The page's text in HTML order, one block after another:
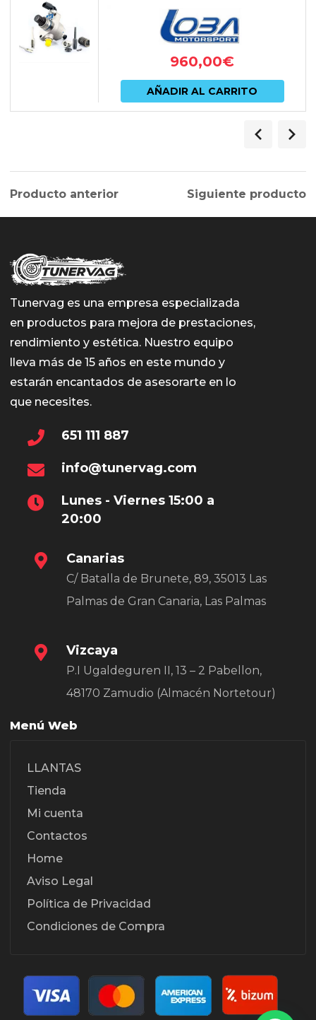
960,00€
AÑADIR AL CARRITO
Producto anterior Siguiente producto
Tunervag es una empresa especializada
en productos para mejora de prestaciones,
rendimiento y estética. Nuestro equipo
lleva más de 15 años en este mundo y
estarán encantados de asesorarte en lo
que necesites.
651 111 887
info@tunervag.com
Lunes - Viernes 15:00 a
20:00
Canarias
C/ Batalla de Brunete, 89, 35013 Las
Palmas de Gran Canaria, Las Palmas
Vizcaya
P.I Ugaldeguren II, 13 – 2 Pabellon,
48170 Zamudio (Almacén Nortetour)
Menú Web
LLANTAS
Tienda
Mi cuenta
Contactos
Home
Aviso Legal
Política de Privacidad
Condiciones de Compra